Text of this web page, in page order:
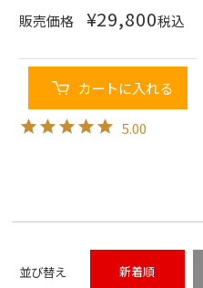
販売価格 ¥29,800税込
カートに入れる
5.00
並び替え 新着順